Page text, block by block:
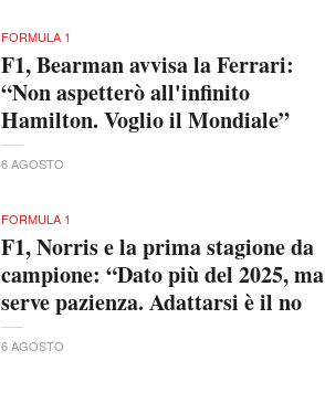
FORMULA 1
F1, Bearman avvisa la Ferrari:
“Non aspetterò all'infinito
Hamilton. Voglio il Mondiale”
6 AGOSTO
FORMULA 1
F1, Norris e la prima stagione da
campione: “Dato più del 2025, ma
serve pazienza. Adattarsi è il no
6 AGOSTO